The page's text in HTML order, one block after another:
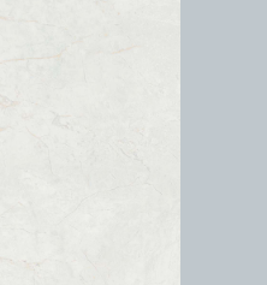
TIN CHUYÊN MÔN